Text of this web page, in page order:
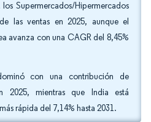
Supermercados/Hipermercados
las ventas en 2025, aunque el
avanza con una CAGR del 8,45%
con una contribución de
2025, mientras que India está
rápida del 7,14% hasta 2031.